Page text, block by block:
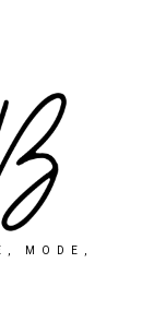
MODE,